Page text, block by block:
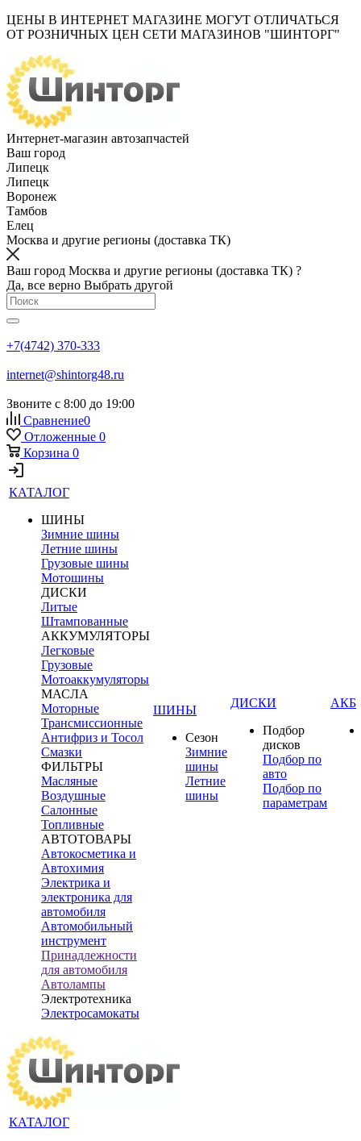
ЦЕНЫ В ИНТЕРНЕТ МАГАЗИНЕ МОГУТ ОТЛИЧАТЬСЯ
ОТ РОЗНИЧНЫХ ЦЕН СЕТИ МАГАЗИНОВ "ШИНТОРГ"
Интернет-магазин автозапчастей
Ваш город
Липецк
Липецк
Воронеж
Тамбов
Елец
Москва и другие регионы (доставка ТК)
Ваш город Москва и другие регионы (доставка ТК) ?
Да, все верно Выбрать другой
+7(4742) 370-333
internet@shintorg48.ru
Звоните с 8:00 до 19:00
Сравнение0
Отложенные 0
Корзина 0
КАТАЛОГ
ШИНЫ
Зимние шины
Летние шины
Грузовые шины
Мотошины
ДИСКИ
Литые
Штампованные
АККУМУЛЯТОРЫ
Легковые
Грузовые
Мотоаккумуляторы
МАСЛА
Моторные
Трансмиссионные
Антифриз и Тосол
Смазки
ФИЛЬТРЫ
Масляные
Воздушные
Салонные
Топливные
АВТОТОВАРЫ
Автокосметика и
Автохимия
Электрика и
электроника для
автомобиля
Автомобильный
инструмент
Принадлежности
для автомобиля
Автолампы
Электротехника
Электросамокаты
ШИНЫ
Сезон
Зимние
шины
Летние
шины
ДИСКИ
Подбор
дисков
Подбор по
авто
Подбор по
параметрам
АКБ
КАТАЛОГ